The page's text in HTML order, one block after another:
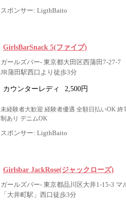
スポンサー: LigthBaito
GirlsBarSnack 5(ファイブ)
ガールズバー- 東京都大田区西蒲田7-27-
JR蒲田駅西口より徒歩3分
カウンターレディ 2,500円
未経験者大歓迎 経験者優遇 全額日払いOK
制あり デニムOK
スポンサー: LigthBaito
Girlsbar JackRose(ジャックローズ)
ガールズバー- 東京都品川区大井1-15-3 マ
「大井町駅」西口徒歩3分